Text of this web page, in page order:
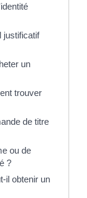
justificatif
un
trouver
de titre
ou de
?
il obtenir un